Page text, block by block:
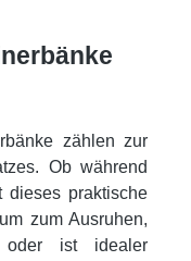
zählen zur
Ob während
dieses praktische
zum Ausruhen,
ist idealer